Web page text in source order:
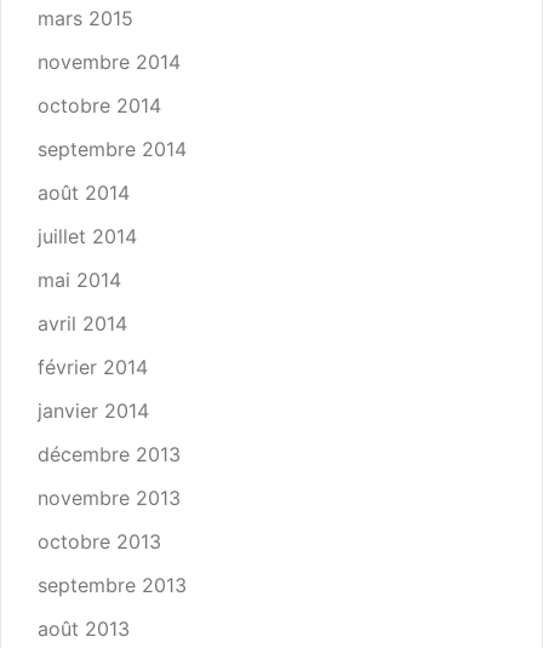
mars 2015
novembre 2014
octobre 2014
septembre 2014
août 2014
juillet 2014
mai 2014
avril 2014
février 2014
janvier 2014
décembre 2013
novembre 2013
octobre 2013
septembre 2013
août 2013